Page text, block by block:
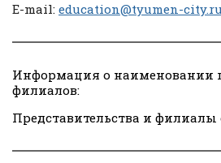
E-mail: education@tyumen-
Информация о наименовании
филиалов:
Представительства и филиалы